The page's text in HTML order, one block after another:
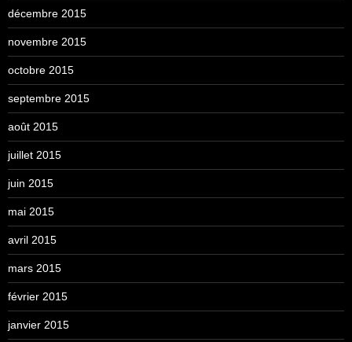
décembre 2015
novembre 2015
octobre 2015
septembre 2015
août 2015
juillet 2015
juin 2015
mai 2015
avril 2015
mars 2015
février 2015
janvier 2015